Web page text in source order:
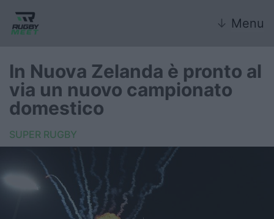
↓ Menu
Nazionale
Nazionali giovanili
Rugby Sevens
FIR
Internazionale
In Nuova Zelanda è pronto al
via un nuovo campionato
domestico
SUPER RUGBY